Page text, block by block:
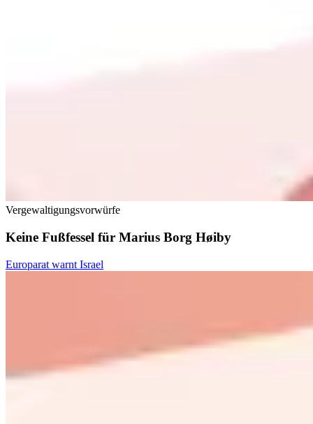
Vergewaltigungsvorwürfe
Keine Fußfessel für Marius Borg Høiby
Europarat warnt Israel